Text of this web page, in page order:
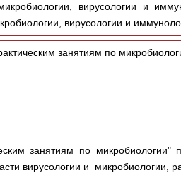
вирусологии и
вирусологии и
занятиям по
занятиям по
вирусологии и микробиологии,